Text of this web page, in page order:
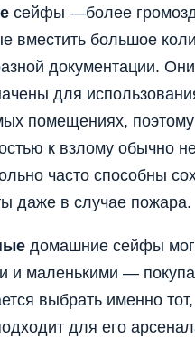
сейфы —более
вместить большое
документации. Они
для
помещениях,
к взлому обычно
часто способны
даже в случае пожара.
домашние сейфы
и маленькими —
выбрать именно
для его